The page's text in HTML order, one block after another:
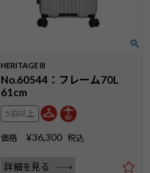
HERITAGEⅢ
No.60544：フレーム70L
61cm
5泊以上
価格 ¥36,300 税込
詳細を見る